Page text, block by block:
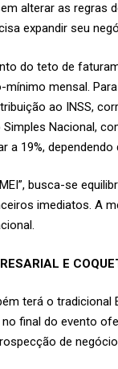
alterar as regras
expandir seu
do teto de
mínimo mensal.
ao INSS,
Nacional,
a 19%,
busca-se
imediatos. A
E
terá o tradicional
no final do evento
de